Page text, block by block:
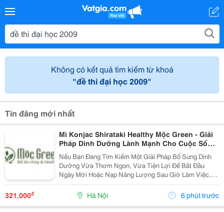
Không có kết quả tìm kiếm từ khoá
"đề thi đại học 2009"
Tin đăng mới nhất
Mì Konjac Shirataki Healthy Mộc Green - Giải
Pháp Dinh Dưỡng Lành Mạnh Cho Cuộc Sống
Hiện Đại
Nếu Bạn Đang Tìm Kiếm Một Giải Pháp Bổ Sung Dinh
Dưỡng Vừa Thơm Ngon, Vừa Tiện Lợi Để Bắt Đầu
Ngày Mới Hoặc Nạp Năng Lượng Sau Giờ Làm Việc,
Thì Mì Konjac Shirataki Healthy Mộc Green Chính Là
Lựa Chọn Hoàn Hảo. Vì Sao Nên Lựa Chọn Mì Konjac...
321.000₫ Hà Nội 6 phút trước